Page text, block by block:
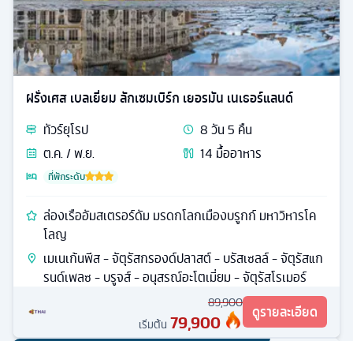
ฝรั่งเศส เบลเยี่ยม ลักเซมเบิร์ก เยอรมัน เนเธอร์แลนด์
ทัวร์ยุโรป 8วัน5 คืน
ต.ค. / พ.ย.
14 มื้ออาหาร
ที่พักระดับ
ล่องเรืออัมสเตรอร์ดัม มรดกโลกเมืองบรูกก์ มหาวิหารโค
โลญ
เมเนเก้นพีส - จัตุรัสกรองด์ปลาสต์ - บรัสเซลล์ - จัตุรัสแก
รนด์เพลซ - บรูจส์ - อนุสรณ์อะโตเมี่ยม - จัตุรัสโรเมอร์
89,900
เริ่มต้น 79,900 ดูรายละเอียด